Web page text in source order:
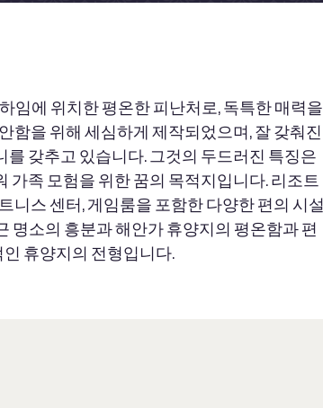
임에 위치한 평온한 피난처로, 독특한 매력을
함을 위해 세심하게 제작되었으며, 잘 갖춰진
를 갖추고 있습니다. 그것의 두드러진 특징은
족 모험을 위한 꿈의 목적지입니다. 리조트
니스 센터, 게임룸을 포함한 다양한 편의 시설
명소의 흥분과 해안가 휴양지의 평온함과 편
휴양지의 전형입니다.